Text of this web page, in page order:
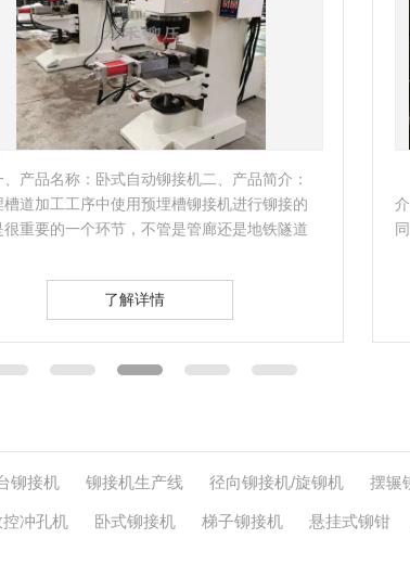
、产品名称：五轴数控转台铆接机二、产品简
轴数控转台铆接机属于智能数控铆接机系列，
是应用于航空航天行业的发生器底部，也叫做
了解详情
铆接机 铆接机生产线 径向铆接机/旋铆机 摆辗
冲孔机 卧式铆接机 梯子铆接机 悬挂式铆钳